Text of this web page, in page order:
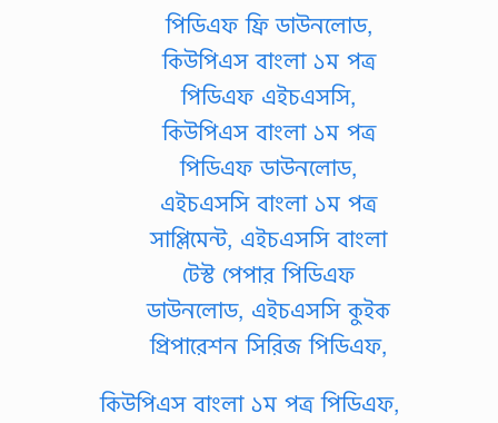
কিউপিএস বাংলা ১ম পত্র পিডিএফ,